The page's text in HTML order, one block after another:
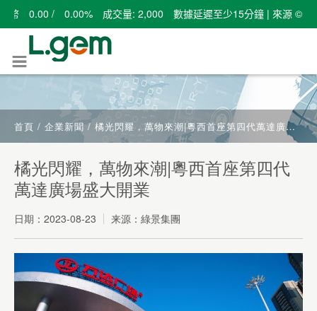
首頁 / 企業新聞 / 橘光閃耀，萬物來潮|粵西首座第四代萬達廣場盛大開業
橘光閃耀，萬物來潮|粵西首座第四代
萬達廣場盛大開業
日期： 2023-08-23 来源：綠景集團